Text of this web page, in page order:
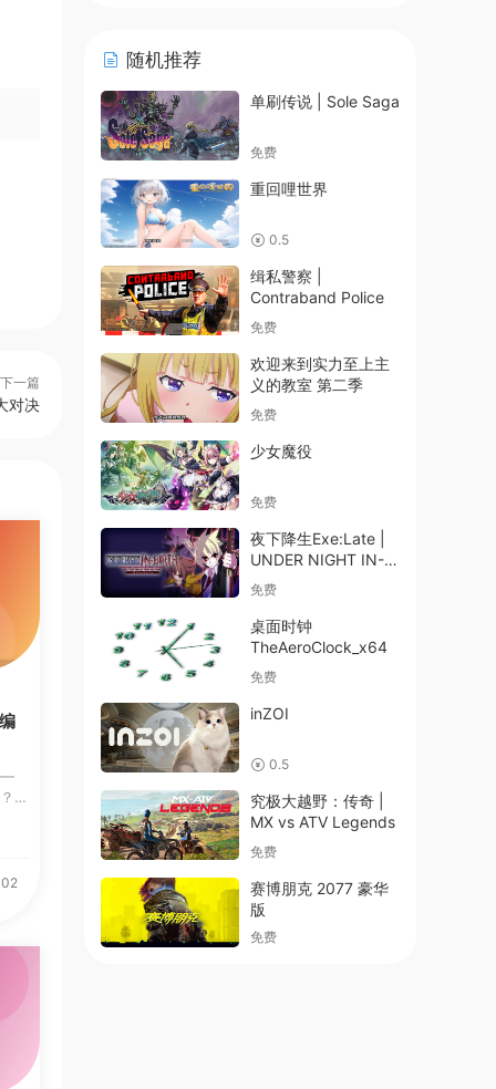
下一篇
对决
—
随机推荐
单刷传说 | Sole Saga
免费
重回哩世界
0.5
缉私警察 |
Contraband Police
免费
欢迎来到实力至上主
义的教室 第二季
免费
少女魔役
免费
夜下降生Exe:Late |
UNDER NIGHT IN-
BIRTH Exe:Late
免费
桌面时钟
TheAeroClock_x64
免费
inZOI
0.5
究极大越野：传奇 |
MX vs ATV Legends
免费
赛博朋克 2077 豪华
版
免费